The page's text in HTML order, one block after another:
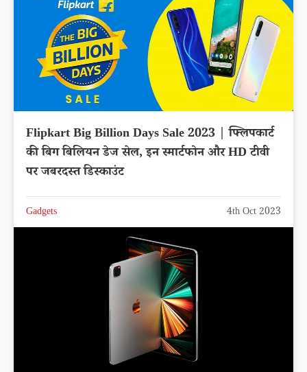
Flipkart Big Billion Days Sale 2023 | फ्लिपकार्ट
की बिग बिलियन डेज सेल, इन स्मार्टफोन और HD टीवी
पर जबरदस्त डिस्काउंट
Gadgets 4th Oct 2023